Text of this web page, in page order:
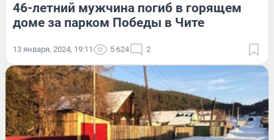
46-летний мужчина погиб в горящем
доме за парком Победы в Чите
13 января, 2024, 19:11 5 624 2